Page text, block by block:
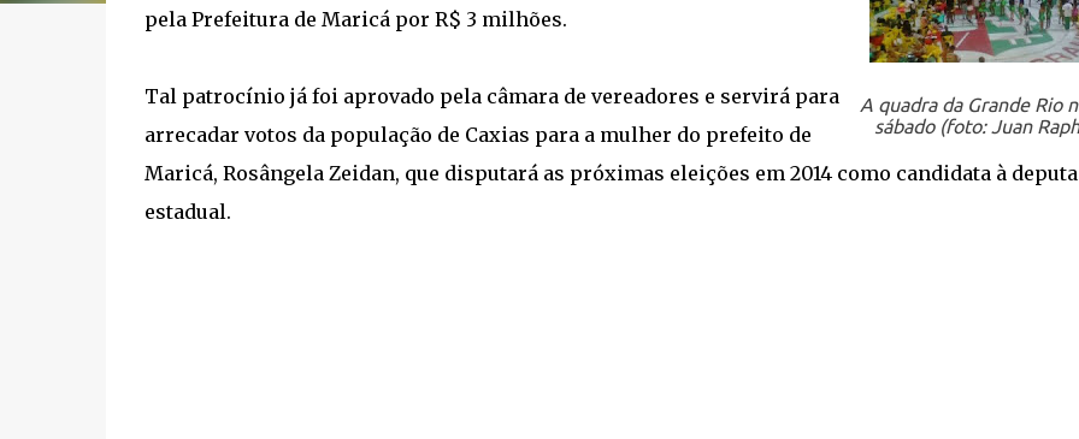
A quadra da Grande Rio
sábado (foto: Juan
pela Prefeitura de Maricá por R$ 3 milhões.
Tal patrocínio já foi aprovado pela câmara de vereadores e servirá para
arrecadar votos da população de Caxias para a mulher do prefeito de
Maricá, Rosângela Zeidan, que disputará as próximas eleições em 2014 como candidata à
estadual.